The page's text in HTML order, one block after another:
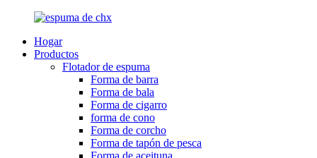
Hogar
Productos
Flotador de espuma
Forma de barra
Forma de bala
Forma de cigarro
forma de cono
Forma de corcho
Forma de tapón de pesca
Forma de aceituna